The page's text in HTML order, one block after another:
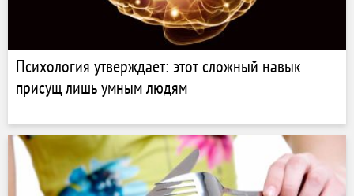
Психология утверждает: этот сложный навык
присущ лишь умным людям